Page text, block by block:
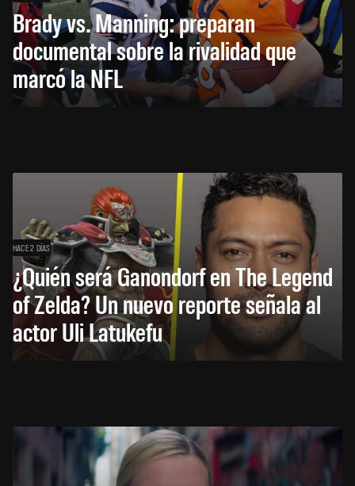
Brady vs. Manning: preparan
documental sobre la rivalidad que
marcó la NFL
HACE 2 DÍAS
¿Quién será Ganondorf en The Legend
of Zelda? Un nuevo reporte señala al
actor Uli Latukefu